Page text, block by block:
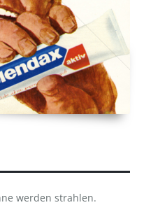
werden strahlen.